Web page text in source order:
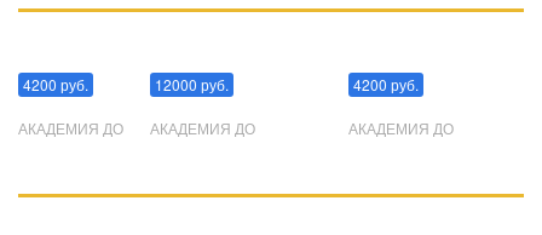
4200 руб.
АКАДЕМИЯ ДО
12000 руб.
АКАДЕМИЯ ДО
4200 руб.
АКАДЕМИЯ ДО